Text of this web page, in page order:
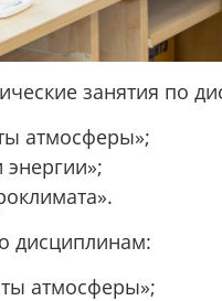
занятия по
атмосферы»;
дисциплинам:
атмосферы»;